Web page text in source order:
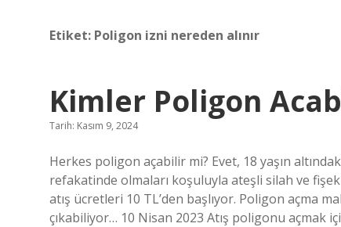
Etiket: Poligon izni nereden alınır
Kimler Poligon
Tarih: Kasım 9, 2024
Herkes poligon açabilir mi? Evet, 18 yaşın
refakatinde olmaları koşuluyla ateşli silah ve
atış ücretleri 10 TL’den başlıyor. Poligon açma
çıkabiliyor… 10 Nisan 2023 Atış poligonu açmak